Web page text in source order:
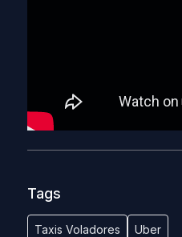
Tags
Taxis Voladores Uber